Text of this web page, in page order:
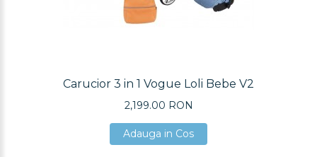
Carucior 3 in 1 Vogue Loli Bebe V2
2,199.00 RON
Adauga in Cos
Adauga in Cos